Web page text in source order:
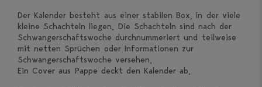
Der Kalender besteht aus einer stabilen Box, in der viele
kleine Schachteln liegen. Die Schachteln sind nach der
Schwangerschaftswoche durchnummeriert und teilweise
mit netten Sprüchen oder Informationen zur
Schwangerschaftswoche versehen.
Ein Cover aus Pappe deckt den Kalender ab.